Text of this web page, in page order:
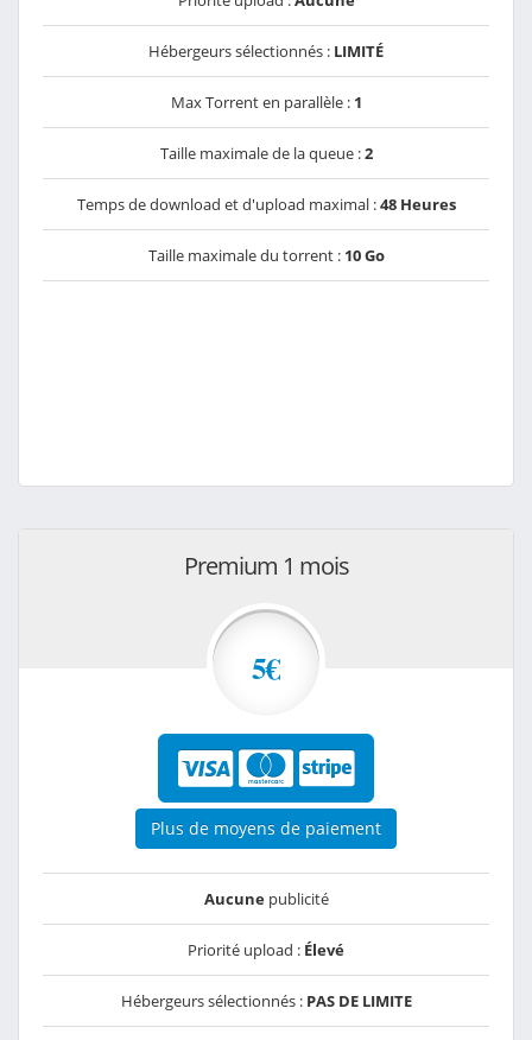
Hébergeurs sélectionnés : LIMITÉ
Max Torrent en parallèle : 1
Taille maximale de la queue :2
Temps de download et d'upload maximal :48 Heures
Taille maximale du torrent : 10 Go
Premium 1 mois
5€
Plus de moyens de paiement
Aucunepublicité
Priorité upload : Élevé
Hébergeurs sélectionnés : PAS DE LIMITE